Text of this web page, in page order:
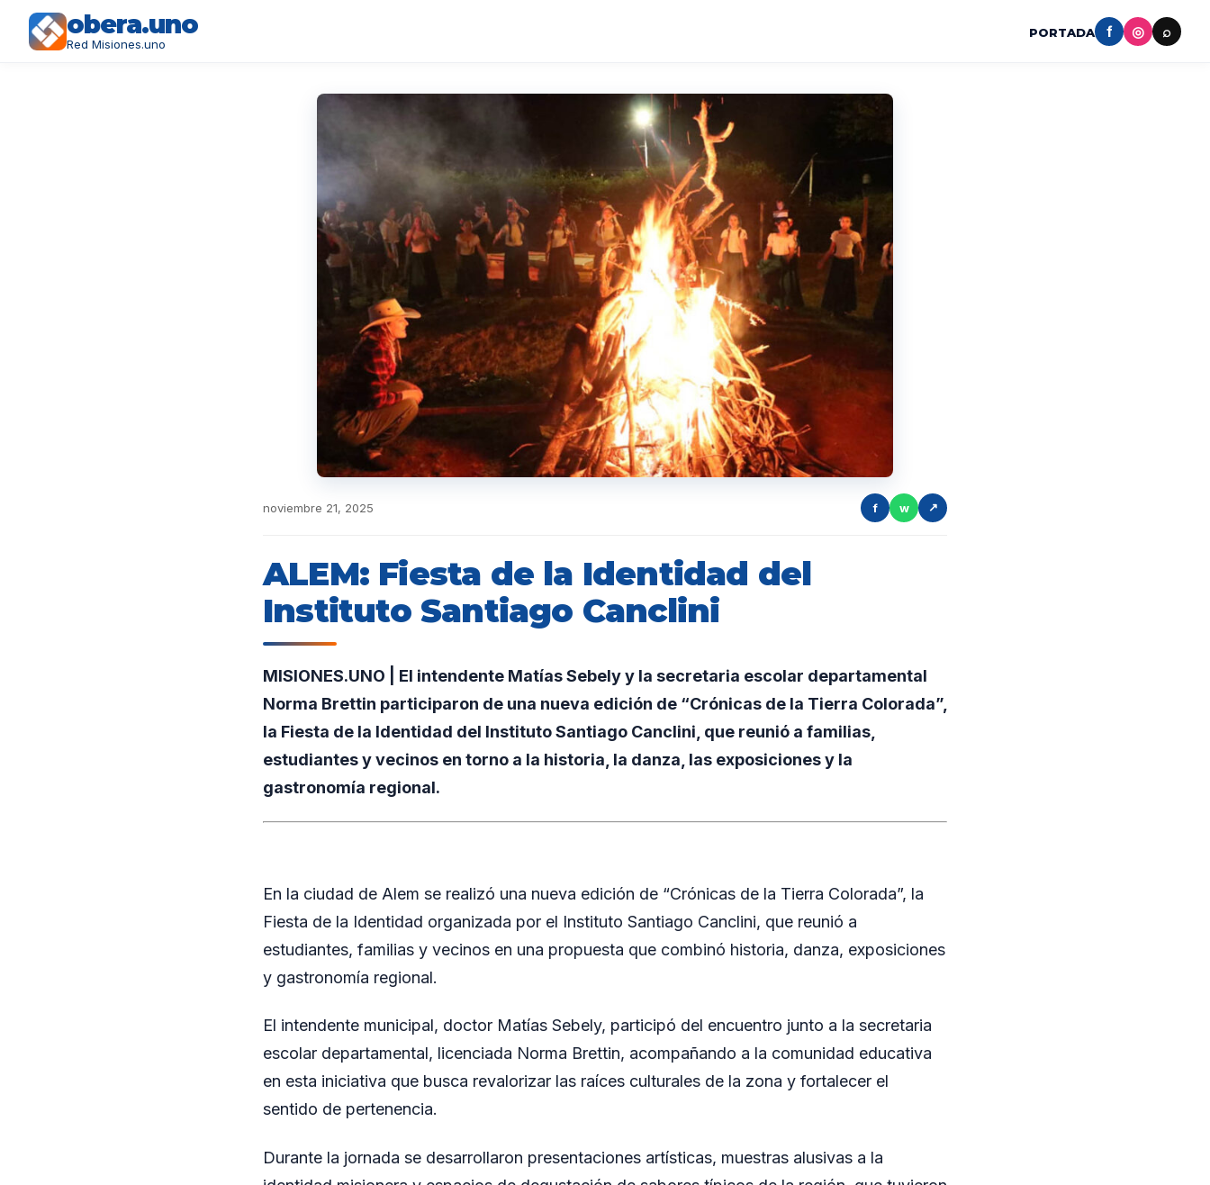
obera.uno
Red Misiones.uno
PORTADA f ◎ ⌕
noviembre 21, 2025 f w ↗
ALEM: Fiesta de la Identidad del
Instituto Santiago Canclini
MISIONES.UNO | El intendente Matías Sebely y la secretaria escolar departamental
Norma Brettin participaron de una nueva edición de “Crónicas de la Tierra Colorada”,
la Fiesta de la Identidad del Instituto Santiago Canclini, que reunió a familias,
estudiantes y vecinos en torno a la historia, la danza, las exposiciones y la
gastronomía regional.
En la ciudad de Alem se realizó una nueva edición de “Crónicas de la Tierra Colorada”, la
Fiesta de la Identidad organizada por el Instituto Santiago Canclini, que reunió a
estudiantes, familias y vecinos en una propuesta que combinó historia, danza, exposiciones
y gastronomía regional.
El intendente municipal, doctor Matías Sebely, participó del encuentro junto a la secretaria
escolar departamental, licenciada Norma Brettin, acompañando a la comunidad educativa
en esta iniciativa que busca revalorizar las raíces culturales de la zona y fortalecer el
sentido de pertenencia.
Durante la jornada se desarrollaron presentaciones artísticas, muestras alusivas a la